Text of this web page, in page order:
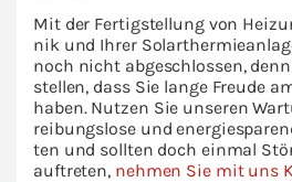
Mit der Fe­r­tig­stel­lung von
nik und Ihrer
noch nicht ab­ge­schlos­sen,
stel­len, dass Sie lange Freu­de
haben. Nut­zen Sie un­se­ren
rei­bungs­lo­se und
ten und soll­ten doch ein­mal
auf­tre­ten, neh­men Sie mit uns